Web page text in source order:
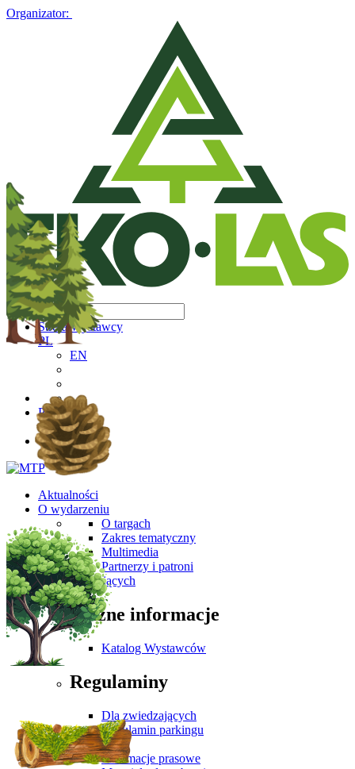
Organizator:
Strefa Wystawcy
PL
EN
PL
EN
Aktualności
O wydarzeniu
O targach
Zakres tematyczny
Multimedia
Partnerzy i patroni
Dla Zwiedzających
Ważne informacje
Katalog Wystawców
Regulaminy
Dla zwiedzających
Regulamin parkingu
Media
Informacje prasowe